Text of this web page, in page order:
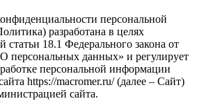
персональной
разработана в целях
статьи 18.1 Федерального закона от
персональных данных» и регулирует
персональной информации
https://macromer.ru/ (далее – Сайт)
сайта.